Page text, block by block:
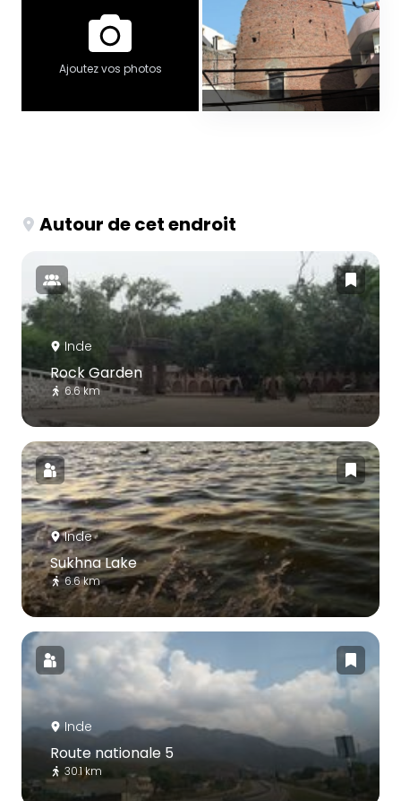
Ajoutez vos photos
Autour de cet endroit
Inde
Rock Garden
6.6 km
Inde
Sukhna Lake
6.6 km
Inde
Route nationale 5
30.1 km